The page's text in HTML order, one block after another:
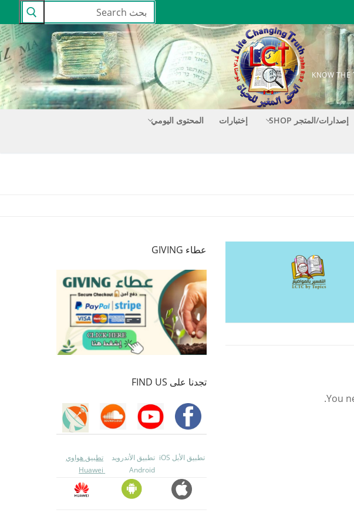
البحث
عن:
إصدارات/المتجر SHOP إختبارات
المحتوى اليومي
You
عطاء GIVING
تجدنا على FIND US
تطبيق الأبل iOS
تطبيق الأندرويد
Android
تطبيق هواوي